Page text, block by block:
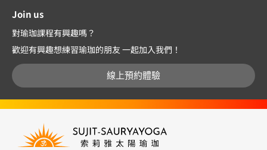
Join us
對瑜珈課程有興趣嗎？
歡迎有興趣想練習瑜珈的朋友 一起加入我們！
線上預約體驗